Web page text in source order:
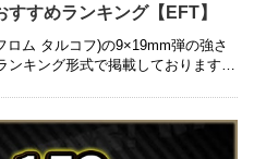
すすめランキング【EFT】
ム タルコフ)の9×19mm弾の強さ
キング形式で掲載しております。